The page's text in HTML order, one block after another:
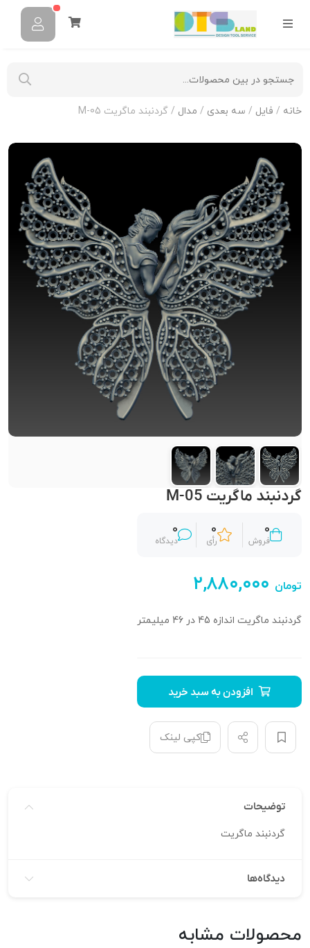
خانه / فایل / سه بعدی / مدال / گردنبند ماگریت M-05
گردنبند ماگریت M-05
0
فروش
0
رأی
0
دیدگاه
۲,۸۸۰,۰۰۰ تومان
گردنبند ماگریت اندازه 45 در 46 میلیمتر
افزودن به سبد خرید
کپی لینک
توضیحات
گردنبند ماگریت
دیدگاه‌ها
محصولات مشابه